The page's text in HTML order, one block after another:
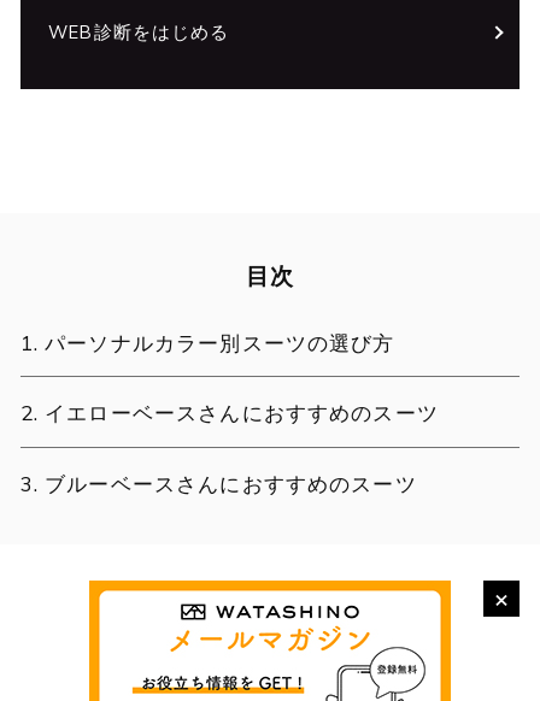
WEB診断をはじめる
目次
パーソナルカラー別スーツの選び方
イエローベースさんにおすすめのスーツ
ブルーベースさんにおすすめのスーツ
×